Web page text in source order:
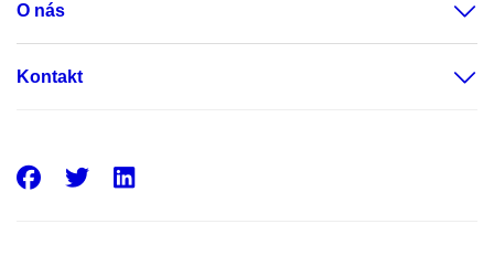
O nás
Kontakt
Facebook
Twitter